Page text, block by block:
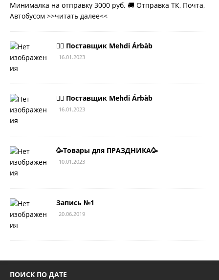
Минималка на отправку 3000 руб. 🚚 Отправка ТК, Почта,
Автобусом >>читать далее<<
💁‍♂ Поставщик Mehdi Árbàb
16.01.2023
💁‍♂ Поставщик Mehdi Árbàb
16.01.2023
🥳Товары для ПРАЗДНИКА🥳
10.01.2023
Запись №1
20.06.2019
ПОИСК ПО ДАТЕ